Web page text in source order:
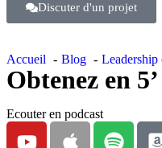
Discuter d'un projet
Accueil Blog Leadership
Obtenez en
Ecouter en podcast